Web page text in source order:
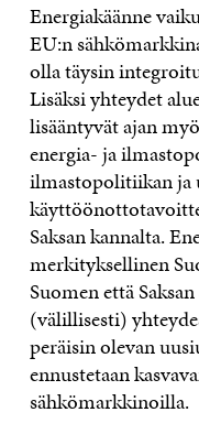
Energiakäänne
EU:n
olla täysin
Lisäksi yhteydet
lisääntyvät ajan
energia- ja
ilmastopolitiikan ja
Saksan kannalta.
merkityksellinen
Suomen että
(välillisesti)
peräisin olevan
ennustetaan
sähkömarkkinoilla.